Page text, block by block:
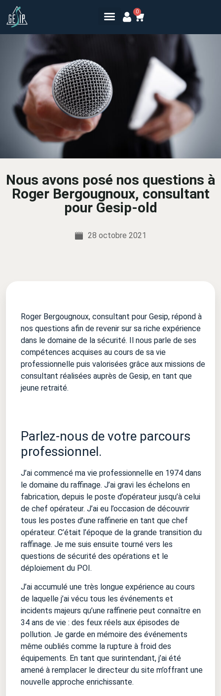
0
Nous avons posé nos questions à
Roger Bergougnoux, consultant
pour Gesip-old
28 octobre 2021
Roger Bergougnoux, consultant pour Gesip, répond à
nos questions afin de revenir sur sa riche expérience
dans le domaine de la sécurité. Il nous parle de ses
compétences acquises au cours de sa vie
professionnelle puis valorisées grâce aux missions de
consultant réalisées auprès de Gesip, en tant que
jeune retraité.
Parlez-nous de votre parcours
professionnel.
J’ai commencé ma vie professionnelle en 1974 dans
le domaine du raffinage. J’ai gravi les échelons en
fabrication, depuis le poste d’opérateur jusqu’à celui
de chef opérateur. J’ai eu l’occasion de découvrir
tous les postes d’une raffinerie en tant que chef
opérateur. C’était l’époque de la grande transition du
raffinage. Je me suis ensuite tourné vers les
questions de sécurité des opérations et le
déploiement du POI.
J’ai accumulé une très longue expérience au cours
de laquelle j’ai vécu tous les événements et
incidents majeurs qu’une raffinerie peut connaître en
34 ans de vie : des feux réels aux épisodes de
pollution. Je garde en mémoire des événements
même oubliés comme la rupture à froid des
équipements. En tant que surintendant, j’ai été
amené à remplacer le directeur du site m’offrant une
nouvelle approche enrichissante.